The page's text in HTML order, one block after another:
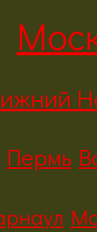
Пермь